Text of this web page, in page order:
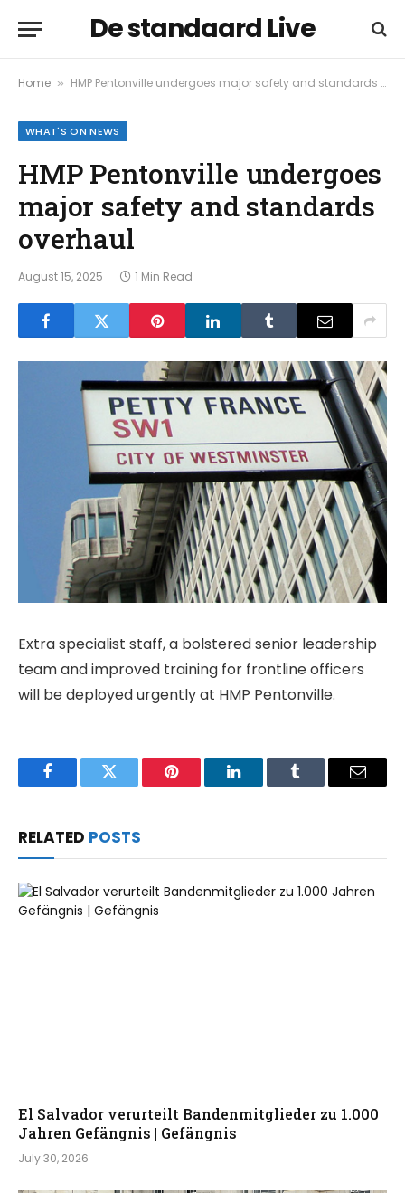
De standaard Live
Home » HMP Pentonville undergoes major safety and standards overhaul
WHAT'S ON NEWS
HMP Pentonville undergoes
major safety and standards
overhaul
August 15, 2025 1 Min Read
Extra specialist staff, a bolstered senior leadership
team and improved training for frontline officers
will be deployed urgently at HMP Pentonville.
FacebookTwitter Pinterest LinkedInTumblr Email
RELATED POSTS
El Salvador verurteilt Bandenmitglieder zu 1.000
Jahren Gefängnis | Gefängnis
July 30, 2026